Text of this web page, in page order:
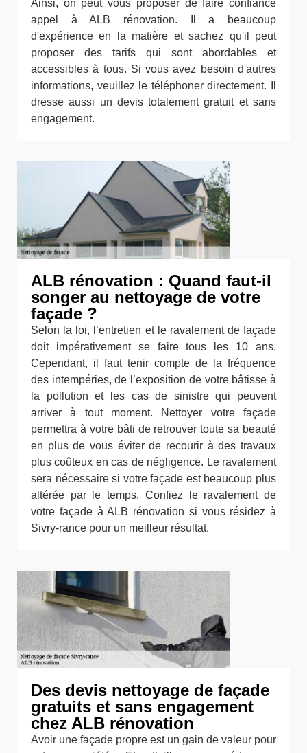
Ainsi, on peut vous proposer de faire confiance
appel à ALB rénovation. Il a beaucoup
d'expérience en la matière et sachez qu'il peut
proposer des tarifs qui sont abordables et
accessibles à tous. Si vous avez besoin d'autres
informations, veuillez le téléphoner directement. Il
dresse aussi un devis totalement gratuit et sans
engagement.
ALB rénovation : Quand faut-il
songer au nettoyage de votre
façade ?
Selon la loi, l’entretien et le ravalement de façade
doit impérativement se faire tous les 10 ans.
Cependant, il faut tenir compte de la fréquence
des intempéries, de l’exposition de votre bâtisse à
la pollution et les cas de sinistre qui peuvent
arriver à tout moment. Nettoyer votre façade
permettra à votre bâti de retrouver toute sa beauté
en plus de vous éviter de recourir à des travaux
plus coûteux en cas de négligence. Le ravalement
sera nécessaire si votre façade est beaucoup plus
altérée par le temps. Confiez le ravalement de
votre façade à ALB rénovation si vous résidez à
Sivry-rance pour un meilleur résultat.
Des devis nettoyage de façade
gratuits et sans engagement
chez ALB rénovation
Avoir une façade propre est un gain de valeur pour